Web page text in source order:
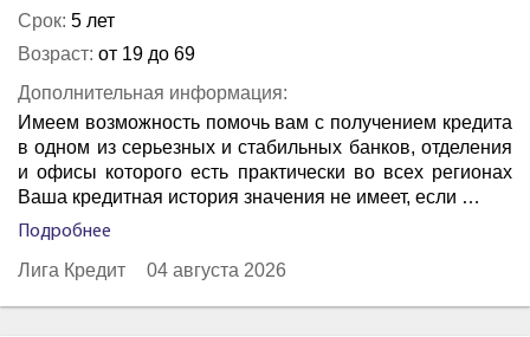
Срок: 5 лет
Возраст: от 19 до 69
Дополнительная информация:
Имеем возможность помочь вам с получением кредита
в одном из серьезных и стабильных банков, отделения
и офисы которого есть практически во всех регионах
Ваша кредитная история значения не имеет, если …
Подробнее
Лига Кредит 04 августа 2026